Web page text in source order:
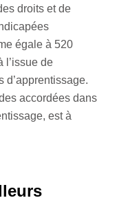
droits et de
égale à 520
l’issue de
d’apprentissage.
accordées dans
est à